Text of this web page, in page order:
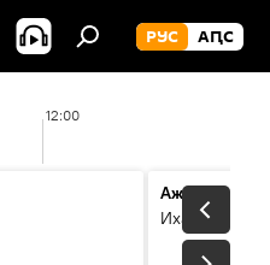
РУС АԤС
12:00
Ажәабжьқәа
Ихадоу